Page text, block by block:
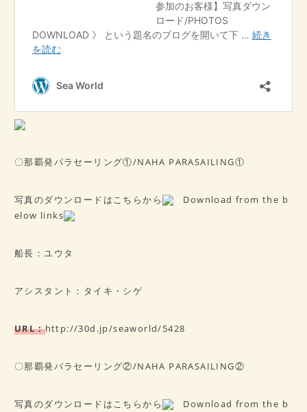
〇那覇発パラセーリング①/NAHA PARASAILING①
写真のダウンロードはこちらから
Download from the b
elow links
船長：ユウタ
アシスタント：タイキ・シゲ
URL：http://30d.jp/seaworld/5428
〇那覇発パラセーリング②/NAHA PARASAILING②
写真のダウンロードはこちらから
Download from the b